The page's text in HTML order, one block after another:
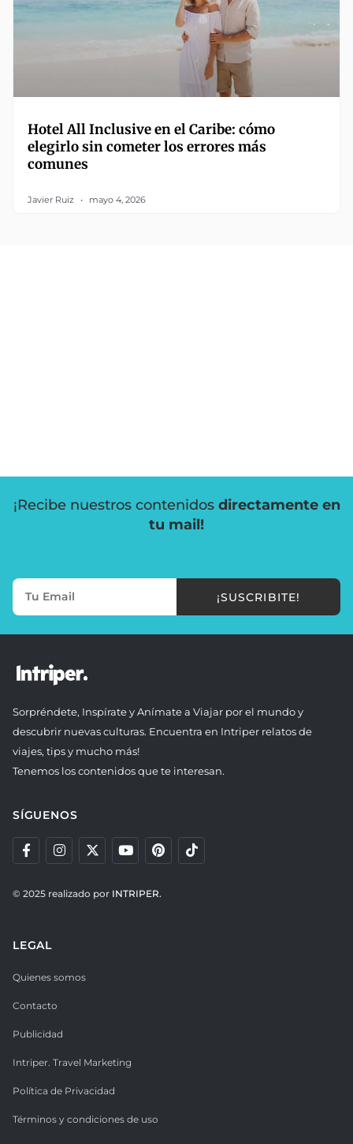
Hotel All Inclusive en el Caribe: cómo
elegirlo sin cometer los errores más
comunes
Javier Ruiz mayo 4, 2026
¡Recibe nuestros contenidos directamente en
tu mail!
¡SUSCRIBITE!
Sorpréndete, Inspírate y Anímate a Viajar por el mundo y
descubrir nuevas culturas. Encuentra en Intriper relatos de
viajes, tips y mucho más!
Tenemos los contenidos que te interesan.
SÍGUENOS
© 2025 realizado por INTRIPER.
LEGAL
Quienes somos
Contacto
Publicidad
Intriper. Travel Marketing
Política de Privacidad
Términos y condiciones de uso